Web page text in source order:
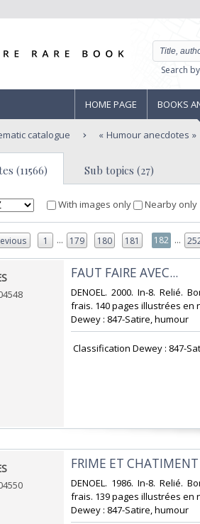
Search
HOME PAGE BOOKS
catalogue Humour anecdotes
(11566) Sub topics (27)
With images only Nearby only
1 ... 179 180 181 182 ...
‎FAUT FAIRE AVEC...‎
‎DENOEL. 2000. In-8. Relié.
frais. 140 pages illustrées en
Dewey : 847-Satire, humour‎
Classification Dewey : 847-
‎FRIME ET CHATIMENT‎
‎DENOEL. 1986. In-8. Relié.
frais. 139 pages illustrées en
Dewey : 847-Satire, humour‎